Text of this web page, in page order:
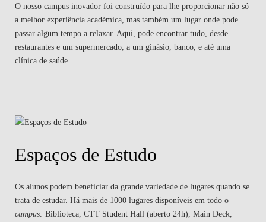
O nosso campus inovador foi construído para lhe proporcionar não só
a melhor experiência académica, mas também um lugar onde pode
passar algum tempo a relaxar. Aqui, pode encontrar tudo, desde
restaurantes e um supermercado, a um ginásio, banco, e até uma
clínica de saúde.
Espaços de Estudo
Os alunos podem beneficiar da grande variedade de lugares quando se
trata de estudar. Há mais de 1000 lugares disponíveis em todo o
campus: Biblioteca, CTT Student Hall (aberto 24h), Main Deck,